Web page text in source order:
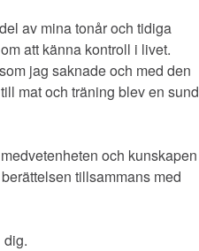
av mina tonår och tidiga
att känna kontroll i livet.
jag saknade och med den
mat och träning blev en sund
och kunskapen
tillsammans med
dig.